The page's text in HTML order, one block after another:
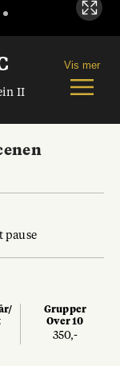
II
Vis mer
pause
Grupper
Over 10
350,-